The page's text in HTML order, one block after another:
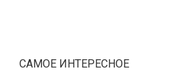
САМОЕ ИНТЕРЕСНОЕ